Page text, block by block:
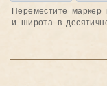
Переместите маркер
и широта в